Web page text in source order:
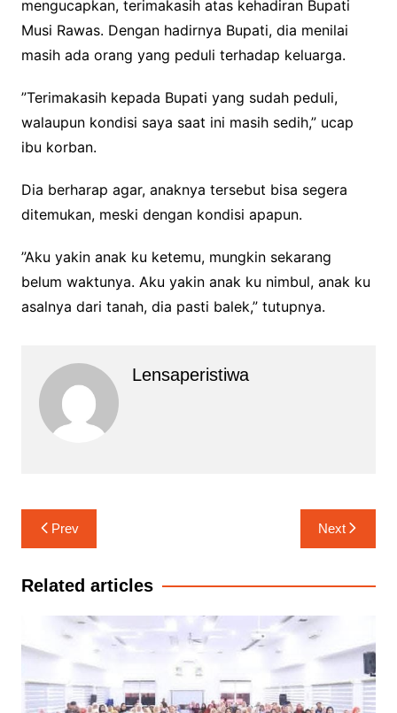
mengucapkan, terimakasih atas kehadiran Bupati
Musi Rawas. Dengan hadirnya Bupati, dia menilai
masih ada orang yang peduli terhadap keluarga.
‎‎”Terimakasih kepada Bupati yang sudah peduli,
walaupun kondisi saya saat ini masih sedih,” ucap
ibu korban.
‎‎Dia berharap agar, anaknya tersebut bisa segera
ditemukan, meski dengan kondisi apapun.
‎‎”Aku yakin anak ku ketemu, mungkin sekarang
belum waktunya. Aku yakin anak ku nimbul, anak ku
asalnya dari tanah, dia pasti balek,” tutupnya.
Lensaperistiwa
Navigasi
pos
Prev Next
Related articles